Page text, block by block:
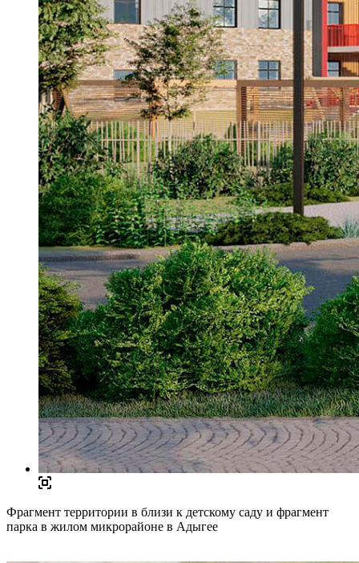
Фрагмент территории в близи к детскому саду и фрагмент
парка в жилом микрорайоне в Адыгее